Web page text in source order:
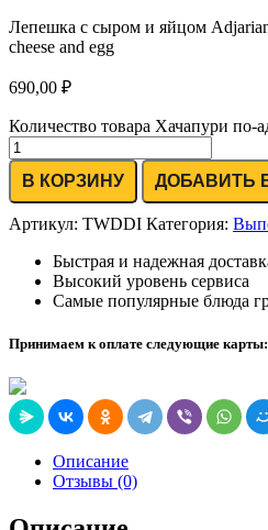
Лепешка с сыром и яйцом
cheese and egg
690,00 ₽
Количество товара Хачапури по-
В КОРЗИНУ ДОБАВИТЬ
Артикул: TWDDI Категория:
Быстрая и надежная
Высокий уровень сервиса
Самые популярные блюда
Принимаем к оплате следующие карты:
Описание
Отзывы (0)